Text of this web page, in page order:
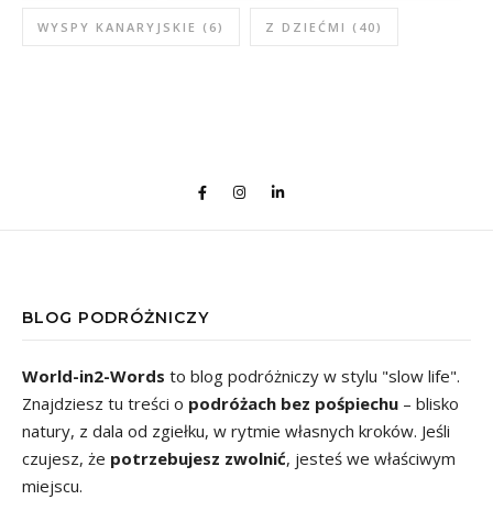
WYSPY KANARYJSKIE (6) Z DZIEĆMI (40)
BLOG PODRÓŻNICZY
World-in2-Words to blog podróżniczy w stylu "slow life".
Znajdziesz tu treści o podróżach bez pośpiechu – blisko
natury, z dala od zgiełku, w rytmie własnych kroków. Jeśli
czujesz, że potrzebujesz zwolnić, jesteś we właściwym
miejscu.